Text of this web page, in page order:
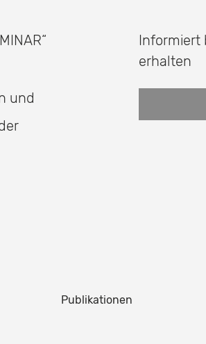
und
Informiert
erhalten
Publikationen